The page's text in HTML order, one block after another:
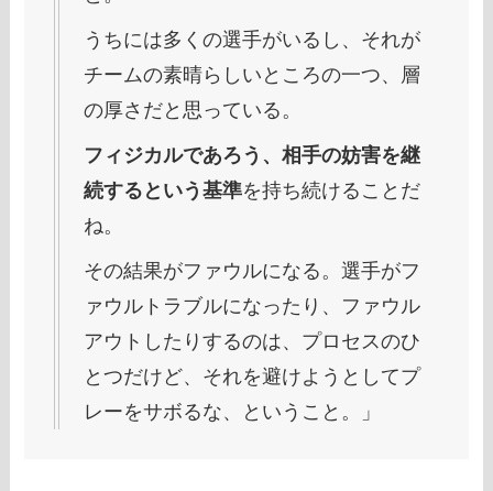
うちには多くの選手がいるし、それが
チームの素晴らしいところの一つ、層
の厚さだと思っている。
フィジカルであろう、相手の妨害を継
続するという基準を持ち続けることだ
ね。
その結果がファウルになる。選手がフ
ァウルトラブルになったり、ファウル
アウトしたりするのは、プロセスのひ
とつだけど、それを避けようとしてプ
レーをサボるな、ということ。」